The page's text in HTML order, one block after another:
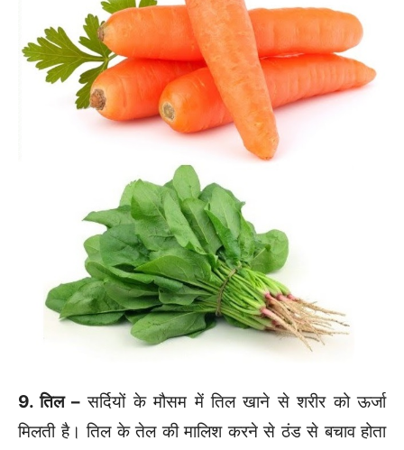
9. तिल –सर्दियों के मौसम में तिल खाने से शरीर को ऊर्जा
मिलती है। तिल के तेल की मालिश करने से ठंड से बचाव होता